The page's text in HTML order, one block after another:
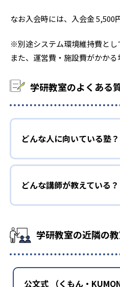
なお入会時には、入会金 5,500
※別途システム環境維持費とし
また、運営費・施設費がかかる
学研教室のよくある
どんな人に向いている塾？
どんな講師が教えている？
学研教室の近隣の
公文式 （くもん・